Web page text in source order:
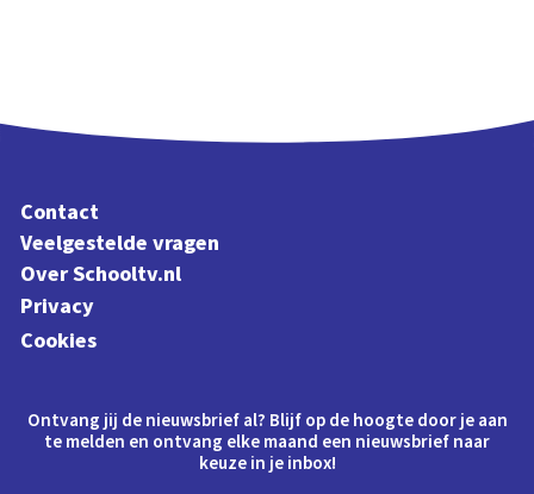
Contact
Veelgestelde vragen
Over Schooltv.nl
Privacy
Cookies
Ontvang jij de nieuwsbrief al? Blijf op de hoogte door je aan
te melden en ontvang elke maand een nieuwsbrief naar
keuze in je inbox!